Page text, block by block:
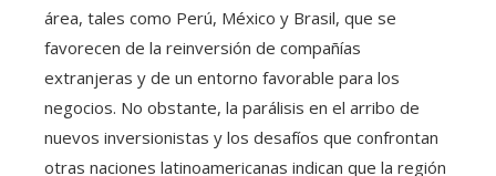
área, tales como Perú, México y Brasil, que se
favorecen de la reinversión de compañías
extranjeras y de un entorno favorable para los
negocios. No obstante, la parálisis en el arribo de
nuevos inversionistas y los desafíos que confrontan
otras naciones latinoamericanas indican que la región